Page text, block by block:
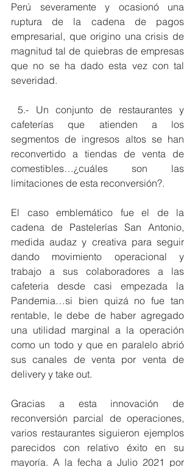
Perú severamente y ocasionó una
ruptura de la cadena de pagos
empresarial, que origino una crisis de
magnitud tal de quiebras de empresas
que no se ha dado esta vez con tal
severidad.
5.- Un conjunto de restaurantes y
cafeterías que atienden a los
segmentos de ingresos altos se han
reconvertido a tiendas de venta de
comestibles…¿cuáles son las
limitaciones de esta reconversión?.
El caso emblemático fue el de la
cadena de Pastelerías San Antonio,
medida audaz y creativa para seguir
dando movimiento operacional y
trabajo a sus colaboradores a las
cafeteria desde casi empezada la
Pandemia…si bien quizá no fue tan
rentable, le debe de haber agregado
una utilidad marginal a la operación
como un todo y que en paralelo abrió
sus canales de venta por venta de
delivery y take out.
Gracias a esta innovación de
reconversión parcial de operaciones,
varios restaurantes siguieron ejemplos
parecidos con relativo éxito en su
mayoría. A la fecha a Julio 2021 por